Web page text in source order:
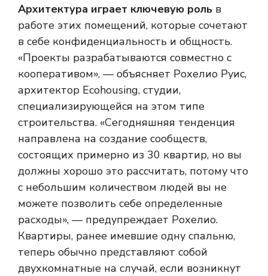
Архитектура играет ключевую роль в
работе этих помещений, которые сочетают
в себе конфиденциальность и общность.
«Проекты разрабатываются совместно с
кооперативом», — объясняет Рохелио Руис,
архитектор Ecohousing, студии,
специализирующейся на этом типе
строительства. «Сегодняшняя тенденция
направлена ​​на создание сообществ,
состоящих примерно из 30 квартир, но вы
должны хорошо это рассчитать, потому что
с небольшим количеством людей вы не
можете позволить себе определенные
расходы», — предупреждает Рохелио.
Квартиры, ранее имевшие одну спальню,
теперь обычно представляют собой
двухкомнатные на случай, если возникнут